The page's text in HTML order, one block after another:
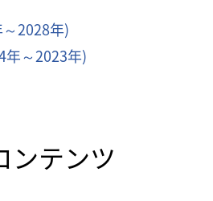
2028年)
年～2023年)
ンテンツ